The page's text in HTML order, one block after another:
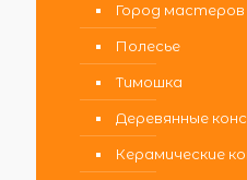
Город мастеров
Полесье
Тимошка
Деревянные
Керамические